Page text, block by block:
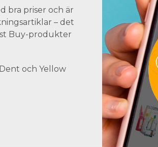
bra priser och är
– det
Buy-produkter
och Yellow